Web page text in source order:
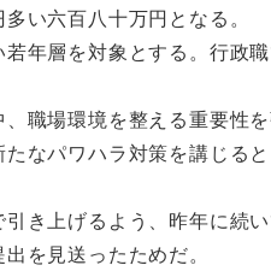
い六百八十万円となる。
年層を対象とする。行政
職場環境を整える重要性
なパワハラ対策を講じる
き上げるよう、昨年に続
を見送ったためだ。